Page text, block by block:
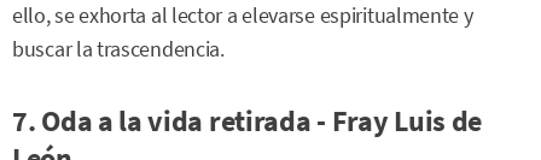
ello, se exhorta al lector a elevarse espiritualmente y
buscar la trascendencia.
7. Oda a la vida retirada - Fray Luis de